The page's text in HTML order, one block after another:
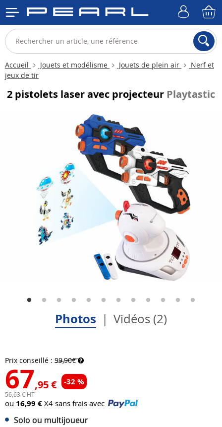
Accueil Jouets et modélisme Jouets de plein air
Nerf et
jeux de tir
2 pistolets laser avec projecteur Playtastic
Photos Vidéos (2)
Prix conseillé : 99,90€
67,95 € -32 %
56,63 € HT
ou 16,99 € X4 sans frais avec
Solo ou multijoueur